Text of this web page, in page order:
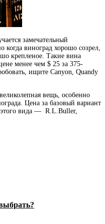
замечательный
когда виноград хорошо созрел,
крепленое. Такие вина
менее чем $ 25 за 375-
ищите Canyon, Quandy
вещь, особенно
Цена за базовый вариант
вида — R.L.Buller,